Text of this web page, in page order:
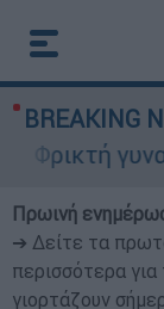
BREAKING
Φρικτή
Πρωινή
➔ Δείτε τα
περισσότερα
γιορτάζουν